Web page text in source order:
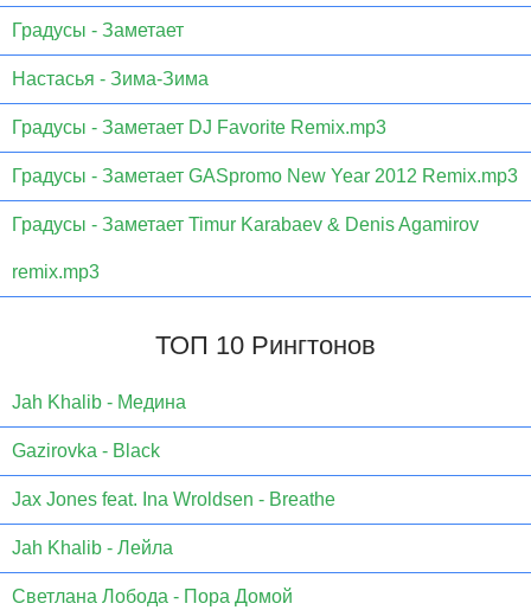
Градусы - Заметает
Настасья - Зима-Зима
Градусы - Заметает DJ Favorite Remix.mp3
Градусы - Заметает GASpromo New Year 2012 Remix.mp3
Градусы - Заметает Timur Karabaev & Denis Agamirov
remix.mp3
ТОП 10 Рингтонов
Jаh Khаlib - Медина
Gazirovka - Black
Jax Jones feat. Ina Wroldsen - Breathe
Jah Khalib - Лейла
Светлана Лобода - Пора Домой